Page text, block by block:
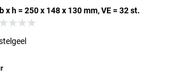
b x h = 250 x 148 x 130 mm, VE = 32 st.